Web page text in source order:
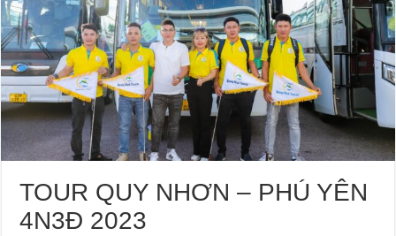
TOUR QUY NHƠN – PHÚ YÊN
4N3Đ 2023